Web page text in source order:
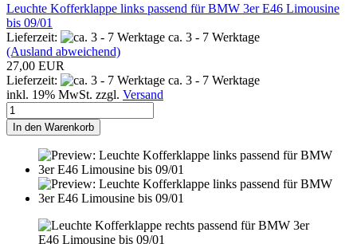
Leuchte Kofferklappe links passend für BMW 3er E46 Limousine
bis 09/01
Lieferzeit:
ca. 3 - 7 Werktage
(Ausland abweichend)
27,00 EUR
Lieferzeit:
ca. 3 - 7 Werktage
inkl. 19% MwSt. zzgl. Versand
In den Warenkorb